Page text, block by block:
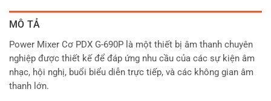
MÔ TẢ
Power Mixer Cơ PDX G-690P là một thiết bị âm thanh chuyên
nghiệp được thiết kế để đáp ứng nhu cầu của các sự kiện âm
nhạc, hội nghị, buổi biểu diễn trực tiếp, và các không gian âm
thanh lớn.